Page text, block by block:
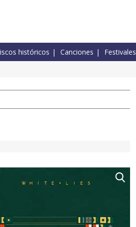
históricos Canciones Festivales